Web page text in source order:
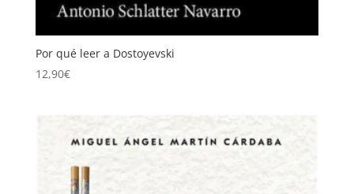
Por qué leer a Dostoyevski
12,90€